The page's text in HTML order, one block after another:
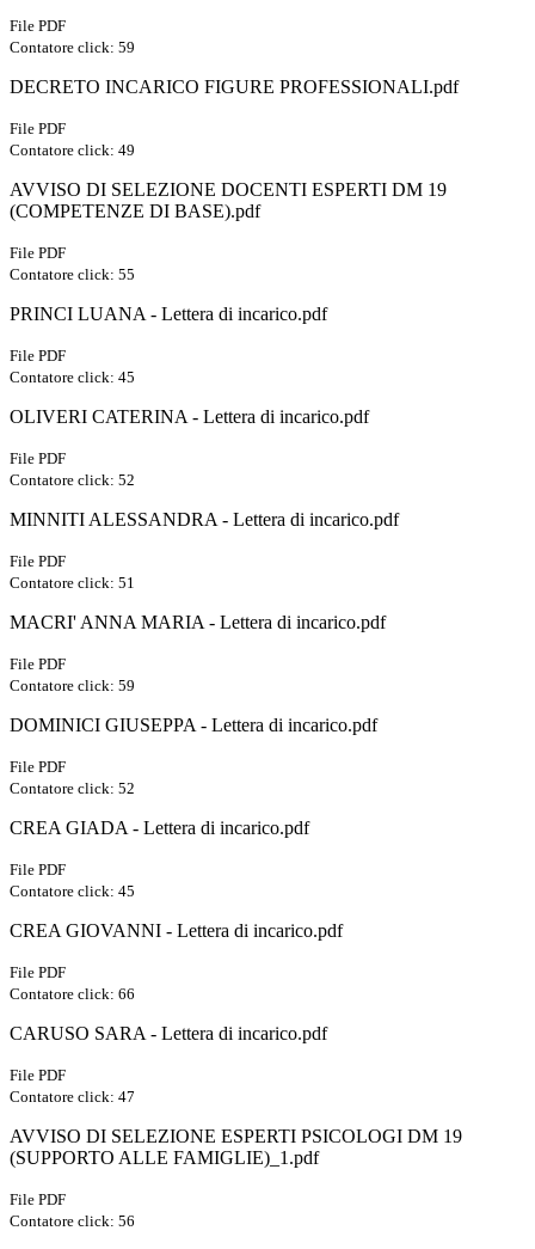
File PDF
Contatore click: 59
DECRETO INCARICO FIGURE PROFESSIONALI.pdf
File PDF
Contatore click: 49
AVVISO DI SELEZIONE DOCENTI ESPERTI DM 19
(COMPETENZE DI BASE).pdf
File PDF
Contatore click: 55
PRINCI LUANA - Lettera di incarico.pdf
File PDF
Contatore click: 45
OLIVERI CATERINA - Lettera di incarico.pdf
File PDF
Contatore click: 52
MINNITI ALESSANDRA - Lettera di incarico.pdf
File PDF
Contatore click: 51
MACRI' ANNA MARIA - Lettera di incarico.pdf
File PDF
Contatore click: 59
DOMINICI GIUSEPPA - Lettera di incarico.pdf
File PDF
Contatore click: 52
CREA GIADA - Lettera di incarico.pdf
File PDF
Contatore click: 45
CREA GIOVANNI - Lettera di incarico.pdf
File PDF
Contatore click: 66
CARUSO SARA - Lettera di incarico.pdf
File PDF
Contatore click: 47
AVVISO DI SELEZIONE ESPERTI PSICOLOGI DM 19
(SUPPORTO ALLE FAMIGLIE)_1.pdf
File PDF
Contatore click: 56